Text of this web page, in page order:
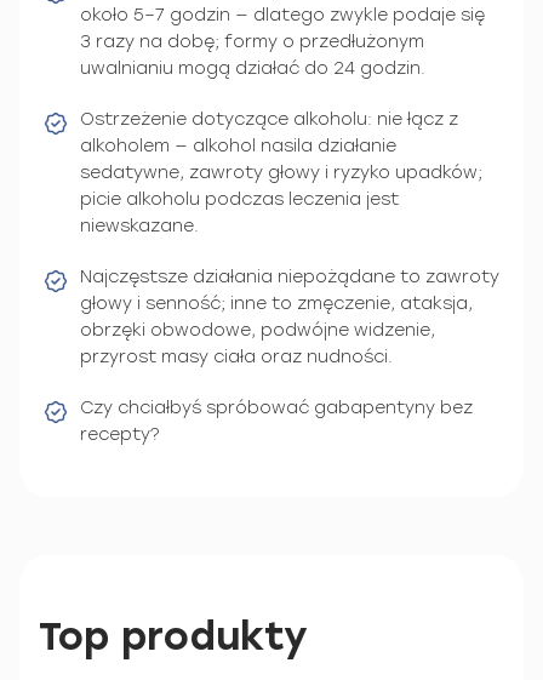
około 5–7 godzin — dlatego zwykle podaje się
3 razy na dobę; formy o przedłużonym
uwalnianiu mogą działać do 24 godzin.
Ostrzeżenie dotyczące alkoholu: nie łącz z
alkoholem — alkohol nasila działanie
sedatywne, zawroty głowy i ryzyko upadków;
picie alkoholu podczas leczenia jest
niewskazane.
Najczęstsze działania niepożądane to zawroty
głowy i senność; inne to zmęczenie, ataksja,
obrzęki obwodowe, podwójne widzenie,
przyrost masy ciała oraz nudności.
Czy chciałbyś spróbować gabapentyny bez
recepty?
Top produkty